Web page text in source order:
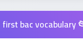
📂 first